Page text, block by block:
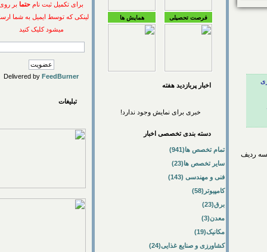
فرصت تحصیلی همایش ها
اخبار پربازديد هفته
خبری برای نمایش وجود ندارد!
دسته بندی تخصصی اخبار
تمام تخصص ها(941)
سایر تخصص ها(23)
فنی و مهندسی (143)
کامپیوتر(58)
برق(23)
معدن(3)
مکانیک(19)
کشاورزی و صنایع غذایی(24)
برای تکمیل ثبت نام حتمابر روی
لینکی که توسط ایمیل به شما ارسال
میشود کلیک کنید
Delivered byFeedBurner
تبلیغات